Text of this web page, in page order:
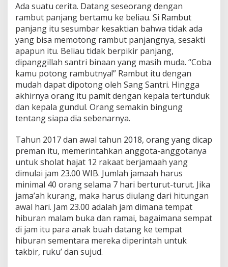
Ada suatu cerita. Datang seseorang dengan
rambut panjang bertamu ke beliau. Si Rambut
panjang itu sesumbar kesaktian bahwa tidak ada
yang bisa memotong rambut panjangnya, sesakti
apapun itu. Beliau tidak berpikir panjang,
dipanggillah santri binaan yang masih muda. “Coba
kamu potong rambutnya!” Rambut itu dengan
mudah dapat dipotong oleh Sang Santri. Hingga
akhirnya orang itu pamit dengan kepala tertunduk
dan kepala gundul. Orang semakin bingung
tentang siapa dia sebenarnya.
Tahun 2017 dan awal tahun 2018, orang yang dicap
preman itu, memerintahkan anggota-anggotanya
untuk sholat hajat 12 rakaat berjamaah yang
dimulai jam 23.00 WIB. Jumlah jamaah harus
minimal 40 orang selama 7 hari berturut-turut. Jika
jama’ah kurang, maka harus diulang dari hitungan
awal hari. Jam 23.00 adalah jam dimana tempat
hiburan malam buka dan ramai, bagaimana sempat
di jam itu para anak buah datang ke tempat
hiburan sementara mereka diperintah untuk
takbir, ruku’ dan sujud.